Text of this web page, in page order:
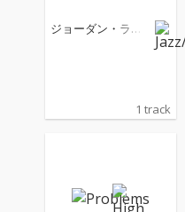
ジョーダン・ラカ
1 track